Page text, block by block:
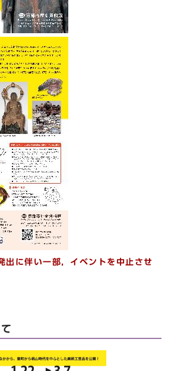
に伴い一部，イベントを中止させ